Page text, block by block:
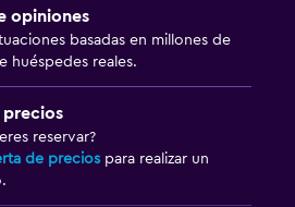
opiniones
basadas en millones de
huéspedes reales.
precios
reservar?
de precios para realizar un